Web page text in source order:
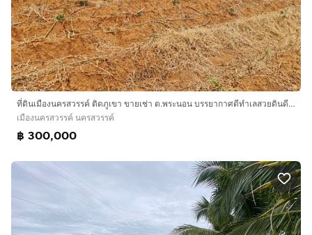
ที่ดินเมืองนครสวรรค์ ติดภูเขา ขายเช่า ต.พระนอน บรรยากาศดีทำเลสวยดินดีสมบูรณ์ ้หมาะลงทุนซื้อเก็บไว้ทุกทาง
เมืองนครสวรรค์ นครสวรรค์
฿ 300,000